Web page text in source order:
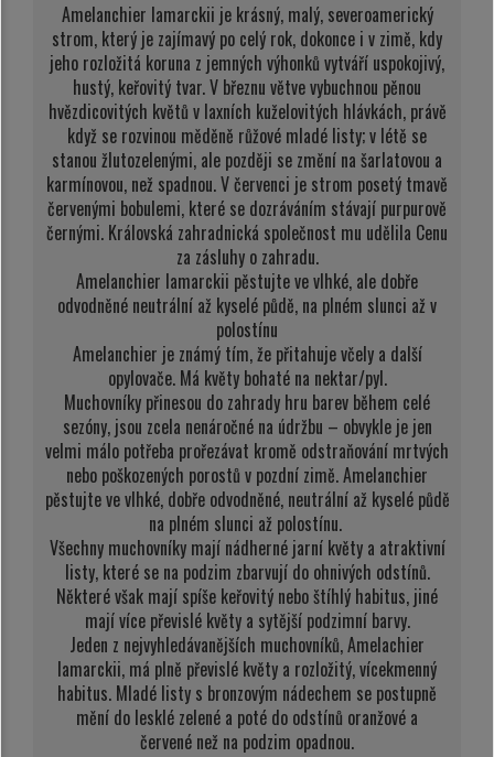
Amelanchier lamarckii je krásný, malý, severoamerický
strom, který je zajímavý po celý rok, dokonce i v zimě, kdy
jeho rozložitá koruna z jemných výhonků vytváří uspokojivý,
hustý, keřovitý tvar. V březnu větve vybuchnou pěnou
hvězdicovitých květů v laxních kuželovitých hlávkách, právě
když se rozvinou měděně růžové mladé listy; v létě se
stanou žlutozelenými, ale později se změní na šarlatovou a
karmínovou, než spadnou. V červenci je strom posetý tmavě
červenými bobulemi, které se dozráváním stávají purpurově
černými. Královská zahradnická společnost mu udělila Cenu
za zásluhy o zahradu.
Amelanchier lamarckii pěstujte ve vlhké, ale dobře
odvodněné neutrální až kyselé půdě, na plném slunci až v
polostínu
Amelanchier je známý tím, že přitahuje včely a další
opylovače. Má květy bohaté na nektar/pyl.
Muchovníky přinesou do zahrady hru barev během celé
sezóny, jsou zcela nenáročné na údržbu – obvykle je jen
velmi málo potřeba prořezávat kromě odstraňování mrtvých
nebo poškozených porostů v pozdní zimě. Amelanchier
pěstujte ve vlhké, dobře odvodněné, neutrální až kyselé půdě
na plném slunci až polostínu.
Všechny muchovníky mají nádherné jarní květy a atraktivní
listy, které se na podzim zbarvují do ohnivých odstínů.
Některé však mají spíše keřovitý nebo štíhlý habitus, jiné
mají více převislé květy a sytější podzimní barvy.
Jeden z nejvyhledávanějších muchovníků, Amelachier
lamarckii, má plně převislé květy a rozložitý, vícekmenný
habitus. Mladé listy s bronzovým nádechem se postupně
mění do lesklé zelené a poté do odstínů oranžové a
červené než na podzim opadnou.